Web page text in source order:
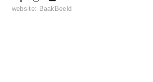
website: BaakBeeld